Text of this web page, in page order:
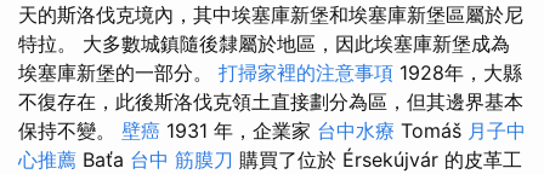
天的斯洛伐克境內，其中埃塞庫新堡和埃塞庫新堡區屬於尼
特拉。 大多數城鎮隨後隸屬於地區，因此埃塞庫新堡成為
埃塞庫新堡的一部分。 打掃家裡的注意事項 1928年，大縣
不復存在，此後斯洛伐克領土直接劃分為區，但其邊界基本
保持不變。 壁癌 1931 年，企業家 台中水療 Tomáš 月子中
心推薦 Baťa 台中 筋膜刀 購買了位於 Érsekújvár 的皮革工